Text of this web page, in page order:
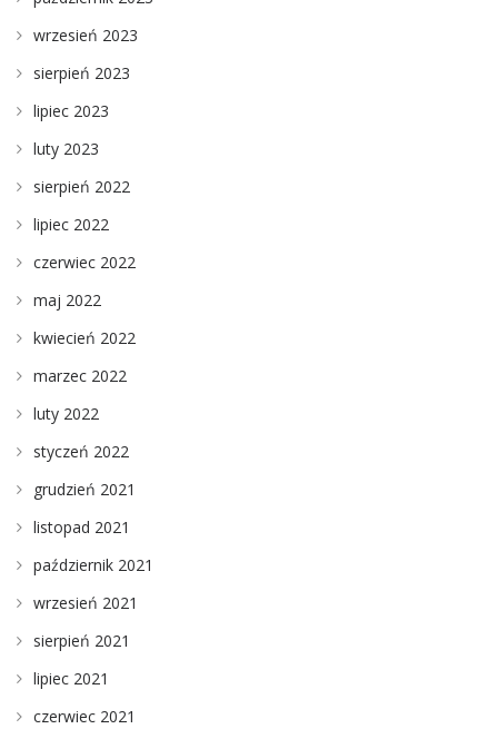
wrzesień 2023
sierpień 2023
lipiec 2023
luty 2023
sierpień 2022
lipiec 2022
czerwiec 2022
maj 2022
kwiecień 2022
marzec 2022
luty 2022
styczeń 2022
grudzień 2021
listopad 2021
październik 2021
wrzesień 2021
sierpień 2021
lipiec 2021
czerwiec 2021